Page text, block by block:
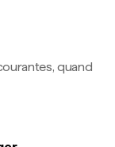
quand